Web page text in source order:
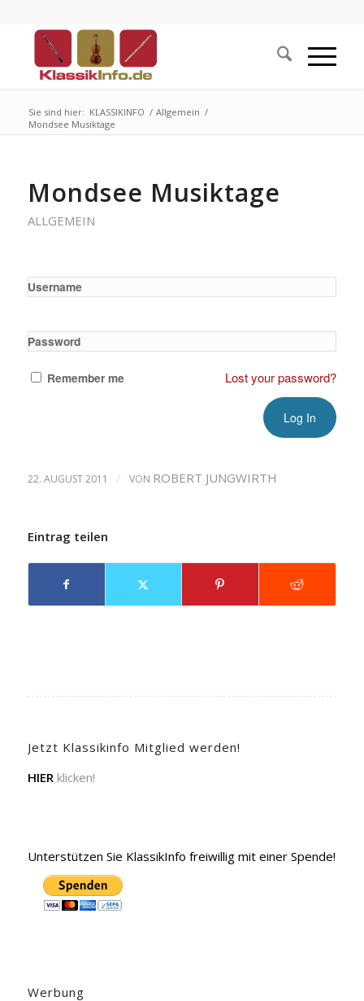
Sie sind hier: KLASSIKINFO / Allgemein /
Mondsee Musiktage
Mondsee Musiktage
ALLGEMEIN
Username
Password
Remember me Lost your password?
22. AUGUST 2011 / VON ROBERT JUNGWIRTH
Eintrag teilen
Jetzt Klassikinfo Mitglied werden!
HIER klicken!
Unterstützen Sie KlassikInfo freiwillig mit einer Spende!
Werbung